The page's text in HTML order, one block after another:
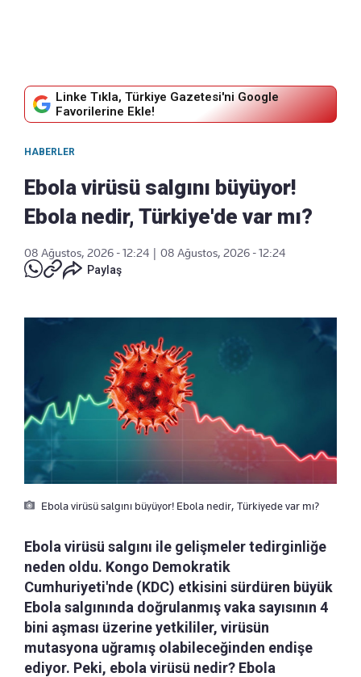
Linke Tıkla, Türkiye Gazetesi'ni Google
Favorilerine Ekle!
HABERLER
Ebola virüsü salgını büyüyor!
Ebola nedir, Türkiye'de var mı?
08 Ağustos, 2026 - 12:24 | 08 Ağustos, 2026 - 12:24
Paylaş
Ebola virüsü salgını büyüyor! Ebola nedir, Türkiyede var mı?
Ebola virüsü salgını ile gelişmeler tedirginliğe
neden oldu. Kongo Demokratik
Cumhuriyeti'nde (KDC) etkisini sürdüren büyük
Ebola salgınında doğrulanmış vaka sayısının 4
bini aşması üzerine yetkililer, virüsün
mutasyona uğramış olabileceğinden endişe
ediyor. Peki, ebola virüsü nedir? Ebola